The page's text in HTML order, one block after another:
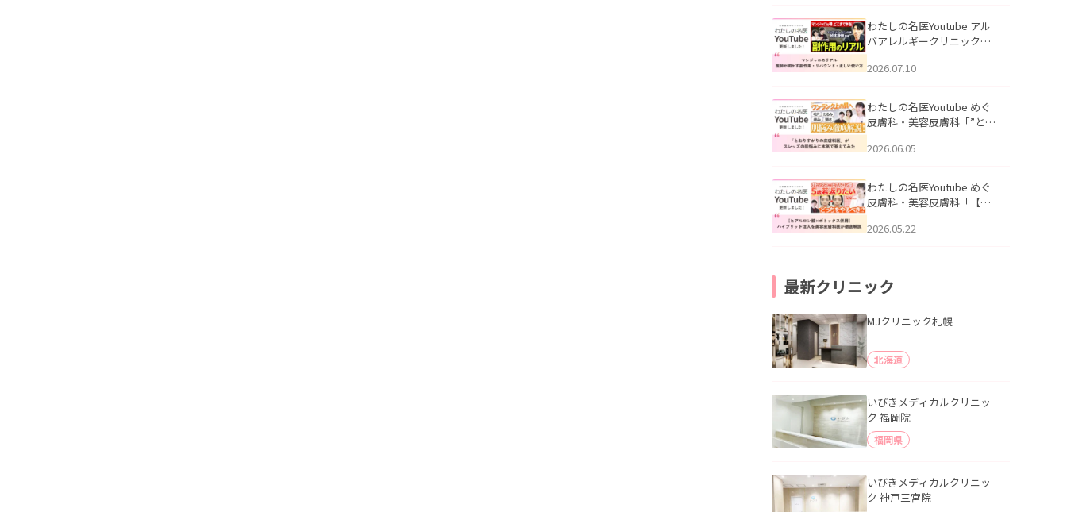
説」を公開いたしました。
わたしの名医Youtube アル
バアレルギークリニック札
医師が明かす副作用・リバ
公開いたしました。
2026.07.10
わたしの名医Youtube めぐ
皮膚科・美容皮膚科「”とお
ッズの肌悩みに本気で答え
た。
2026.06.05
わたしの名医Youtube めぐ
皮膚科・美容皮膚科「【ヒ
用】ハイブリッド注入を美
2026.05.22
最新クリニック
MJクリニック札幌
北海道
いびきメディカルクリニッ
ク 福岡院
福岡県
いびきメディカルクリニッ
ク 神戸三宮院